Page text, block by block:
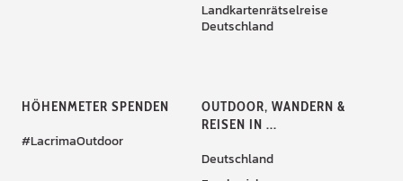
Landkartenrätselreise
Deutschland
HÖHENMETER SPENDEN
#LacrimaOutdoor
OUTDOOR, WANDERN &
REISEN IN ...
Deutschland